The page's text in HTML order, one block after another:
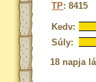
TP: 8415
Kedv:
Súly:
18 napja